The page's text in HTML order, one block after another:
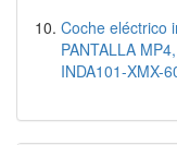
Coche eléctrico
PANTALLA
INDA101-XMX-